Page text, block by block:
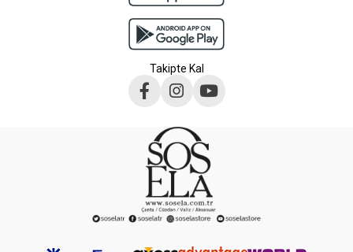
Takipte Kal